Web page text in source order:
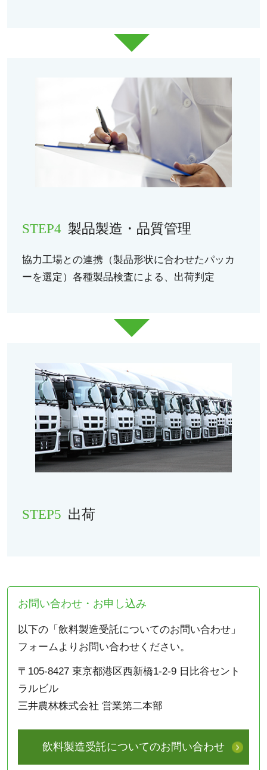
STEP4 製品製造・品質管理
協力工場との連携（製品形状に合わせたパッカ
ーを選定）各種製品検査による、出荷判定
STEP5 出荷
お問い合わせ・お申し込み
以下の「飲料製造受託についてのお問い合わせ」
フォームよりお問い合わせください。
〒105-8427 東京都港区西新橋1-2-9 日比谷セント
ラルビル
三井農林株式会社 営業第二本部
飲料製造受託についてのお問い合わせ